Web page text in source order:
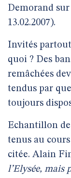
Demorand sur
13.02.2007).
Invités
quoi ? Des
remâchées
tendus par
toujours
Echantillon
tenus au
citée. Alain
l’Elysée, mais